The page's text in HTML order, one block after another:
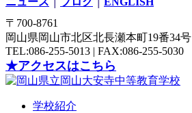
〒700-8761
岡山県岡山市北区北長瀬本町19番34号
TEL:086-255-5013 | FAX:086-255-5030
★アクセスはこちら
学校紹介